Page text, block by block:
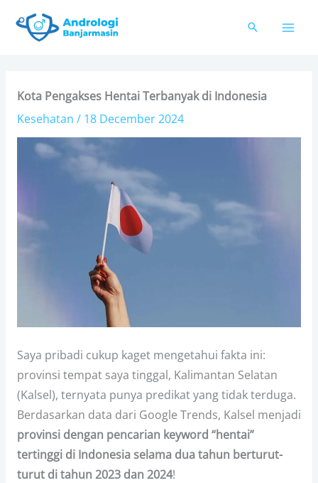
Kota Pengakses Hentai Terbanyak di Indonesia
Kesehatan / 18 December 2024
Saya pribadi cukup kaget mengetahui fakta ini:
provinsi tempat saya tinggal, Kalimantan Selatan
(Kalsel), ternyata punya predikat yang tidak terduga.
Berdasarkan data dari Google Trends, Kalsel menjadi
provinsi dengan pencarian keyword “hentai”
tertinggi di Indonesia selama dua tahun berturut-
turut di tahun 2023 dan 2024!